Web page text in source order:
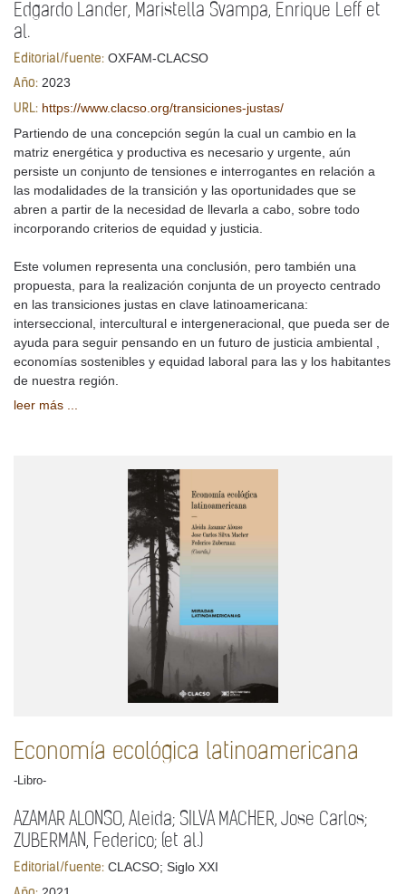
Edgardo Lander, Maristella Svampa, Enrique Leff et
al.
Editorial/fuente: OXFAM-CLACSO
Año: 2023
URL: https://www.clacso.org/transiciones-justas/
Partiendo de una concepción según la cual un cambio en la
matriz energética y productiva es necesario y urgente, aún
persiste un conjunto de tensiones e interrogantes en relación a
las modalidades de la transición y las oportunidades que se
abren a partir de la necesidad de llevarla a cabo, sobre todo
incorporando criterios de equidad y justicia.
Este volumen representa una conclusión, pero también una
propuesta, para la realización conjunta de un proyecto centrado
en las transiciones justas en clave latinoamericana:
interseccional, intercultural e intergeneracional, que pueda ser de
ayuda para seguir pensando en un futuro de justicia ambiental ,
economías sostenibles y equidad laboral para las y los habitantes
de nuestra región.
leer más ...
Economía ecológica latinoamericana
-Libro-
AZAMAR ALONSO, Aleida; SILVA MACHER, Jose Carlos;
ZUBERMAN, Federico; (et al.)
Editorial/fuente: CLACSO; Siglo XXI